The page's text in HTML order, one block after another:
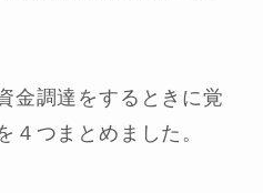
金調達をするときに覚
４つまとめました。